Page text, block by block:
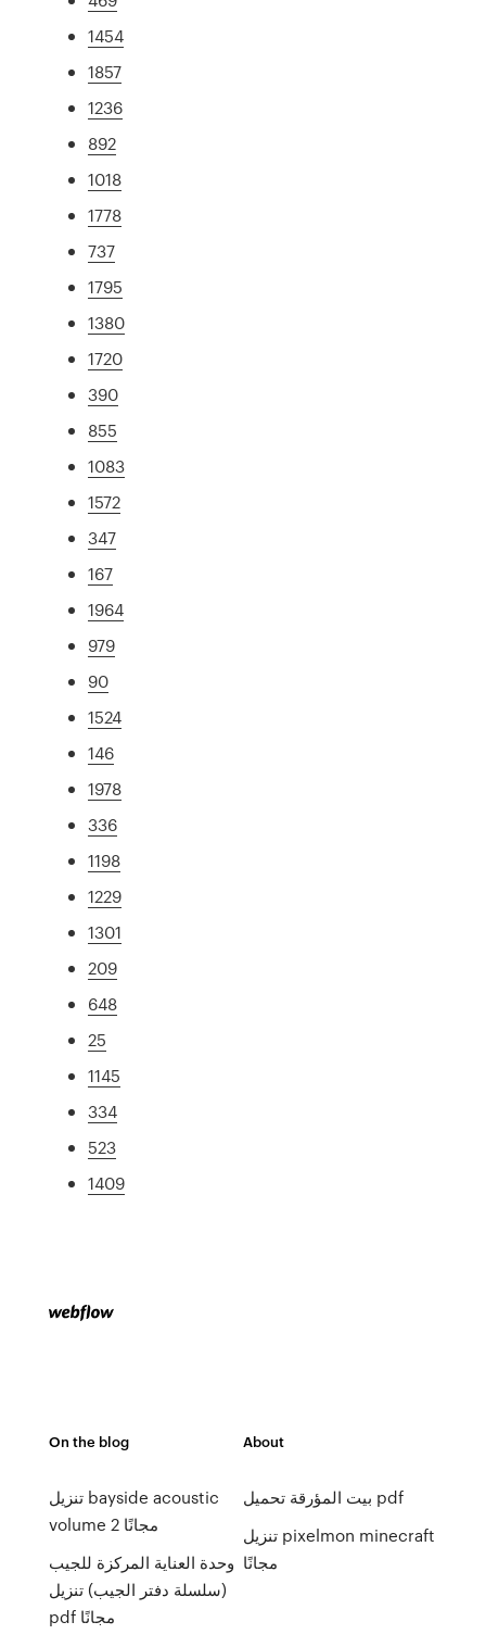
1454
1857
1236
892
1018
1778
737
1795
1380
1720
390
855
1083
1572
347
167
1964
979
90
1524
146
1978
336
1198
1229
1301
209
648
25
1145
334
523
1409
On the blog
تنزيل bayside acoustic
volume 2 مجانًا
وحدة العناية المركزة للجيب
(سلسلة دفتر الجيب) تنزيل
pdf مجانًا
About
بيت المؤرقة تحميل pdf
تنزيل pixelmon minecraft
مجانًا